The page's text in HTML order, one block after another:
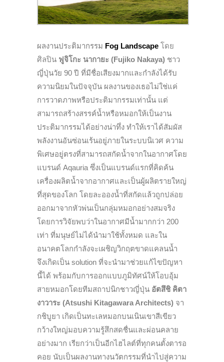
ผลงานประติมากรรม Fog Landscape โดย
ศิลปิน ฟูจิโกะ นากายะ (Fujiko Nakaya) ชาว
ญี่ปุ่นวัย 90 ปี ที่มีชื่อเสียงมากและกำลังได้รับ
ความนิยมในปัจจุบัน ผลงานของเธอไม่ใช่แค่
การวาดภาพหรือประติมากรรมเท่านั้น แต่
สามารถสร้างสรรค์น้ำหรือหมอกให้เป็นงาน
ประติมากรรมได้อย่างน่าทึ่ง ทำให้เราได้สัมผัส
พลังงานอันซ่อนเร้นอยู่ภายในระบบนิเวศ ความ
พิเศษอยู่ตรงที่สามารถสกัดน้ำจากในอากาศโดย
แบรนด์ Aqauria ซึ่งเป็นแบรนด์แรกที่คิดค้น
เครื่องผลิตน้ำจากอากาศและเป็นผู้ผลิตรายใหญ่
ที่สุดของโลก โดยละอองน้ำที่สกัดแล้วถูกปล่อย
ออกมาจากหัวพ่นเป็นกลุ่มหมอกอย่างสมจริง
โดยการวิจัยพบว่าในอากาศมีน้ำมากกว่า 200
เท่า ที่มนุษย์ไม่ได้นำมาใช้ทั้งหมด และใน
อนาคตโลกกำลังจะเผชิญวิกฤตขาดแคลนน้ำ
จึงเกิดเป็น solution ที่จะนำมาช่วยแก้ไขปัญหา
นี้ได้ พร้อมกับการออกแบบภูมิทัศน์ให้โอบอุ้ม
สายหมอกโดยทีมสถาปนิกชาวญี่ปุ่น อัตสึชิ คิตา
งาวาระ (Atsushi Kitagawara Architects) จา
กชิบูยา เกิดเป็นทะเลหมอกบนเนินเขาสีเขียว
กว้างใหญ่มอบความรู้สึกสดชื่นและผ่อนคลาย
อย่างมาก เรียกว่าเป็นอีกไฮไลต์ที่ทุกคนตั้งตารอ
คอย นับเป็นผลงานทางนวัตกรรมที่นำไปสู่ความ